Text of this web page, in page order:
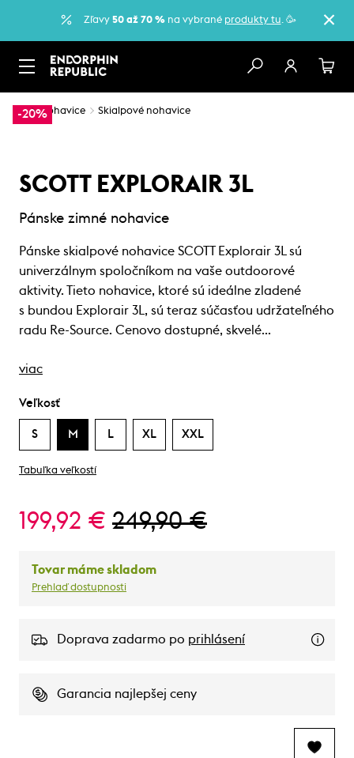
Zľavy 50 až 70 %na vybrané produkty tu. 🥳
-20%
… Nohavice Skialpové nohavice
SCOTT EXPLORAIR 3L
Pánske zimné nohavice
Pánske skialpové nohavice SCOTT Explorair 3L sú
univerzálnym spoločníkom na vaše outdoorové
aktivity. Tieto nohavice, ktoré sú ideálne zladené
s bundou Explorair 3L, sú teraz súčasťou udržateľného
radu Re-Source. Cenovo dostupné, skvelé…
viac
Veľkosť
S M L XL XXL
Tabuľka veľkostí
199,92 € 249,90 €
Tovar máme skladom
Prehlaď dostupnosti
Doprava zadarmo po prihlásení
Garancia najlepšej ceny